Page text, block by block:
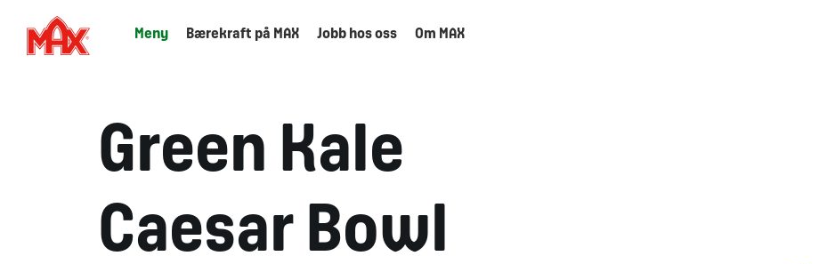
Meny Bærekraft på MAX Jobb hos oss Om MAX
Green Kale
Caesar Bowl